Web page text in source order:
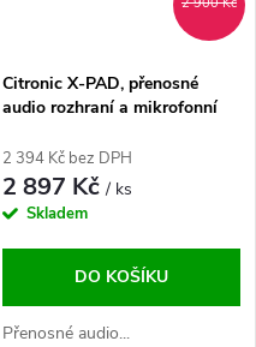
Citronic X-PAD, přenosné
audio rozhraní a mikrofonní
2 394 Kč bez DPH
2 897 Kč/ ks
Skladem
DO KOŠÍKU
Přenosné audio...